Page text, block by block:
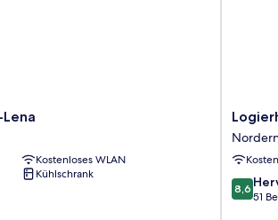
Kostenloses WLAN
Kühlschrank
am
Rathaus
8.6
von
8,6
51